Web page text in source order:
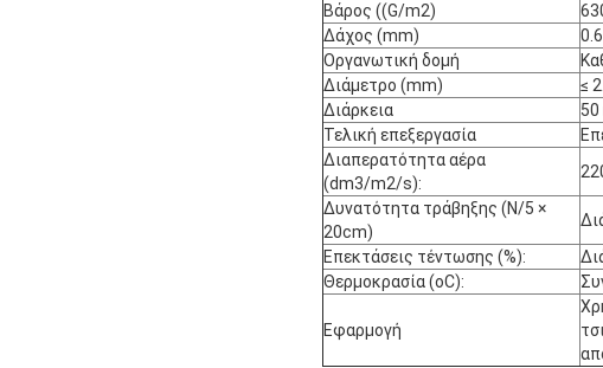
Βάρος ((G/m2)
Δάχος (mm)
0.6
Οργανωτική δομή
Διάμετρο (mm)
≤
Διάρκεια
Τελική επεξεργασία
Διαπερατότητα αέρα
(dm3/m2/s):
Δυνατότητα τράβηξης (N/5 ×
20cm)
Επεκτάσεις τέντωσης (%):
Θερμοκρασία (oC):
Εφαρμογή